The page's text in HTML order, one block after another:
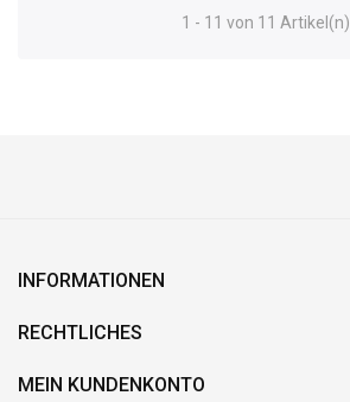
1 - 11 von 11 Artikel(n)
INFORMATIONEN
RECHTLICHES
MEIN KUNDENKONTO